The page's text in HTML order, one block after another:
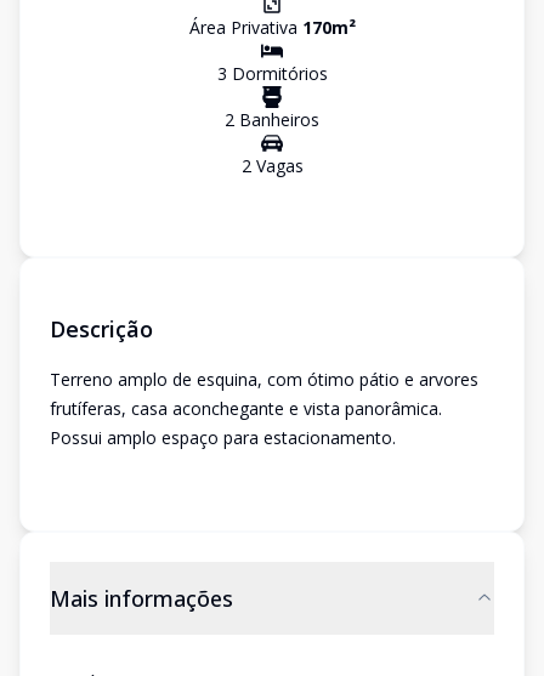
Área Privativa 170m²
3 Dormitórios
2 Banheiros
2Vagas
Descrição
Terreno amplo de esquina, com ótimo pátio e arvores
frutíferas, casa aconchegante e vista panorâmica.
Possui amplo espaço para estacionamento.
Mais informações